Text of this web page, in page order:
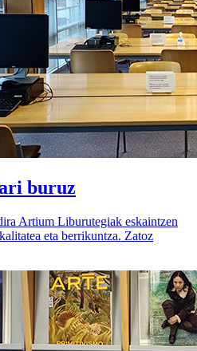
buruz
Artium Liburutegiak eskaintzen
eta berrikuntza. Zatoz